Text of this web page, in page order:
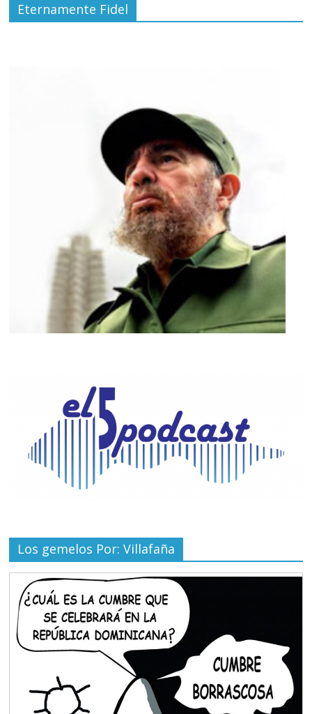
Eternamente Fidel
Los gemelos Por: Villafaña